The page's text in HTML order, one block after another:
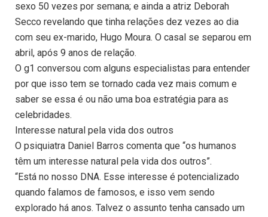
sexo 50 vezes por semana; e ainda a atriz Deborah
Secco revelando que tinha relações dez vezes ao dia
com seu ex-marido, Hugo Moura. O casal se separou em
abril, após 9 anos de relação.
O g1 conversou com alguns especialistas para entender
por que isso tem se tornado cada vez mais comum e
saber se essa é ou não uma boa estratégia para as
celebridades.
Interesse natural pela vida dos outros
O psiquiatra Daniel Barros comenta que “os humanos
têm um interesse natural pela vida dos outros”.
“Está no nosso DNA. Esse interesse é potencializado
quando falamos de famosos, e isso vem sendo
explorado há anos. Talvez o assunto tenha cansado um